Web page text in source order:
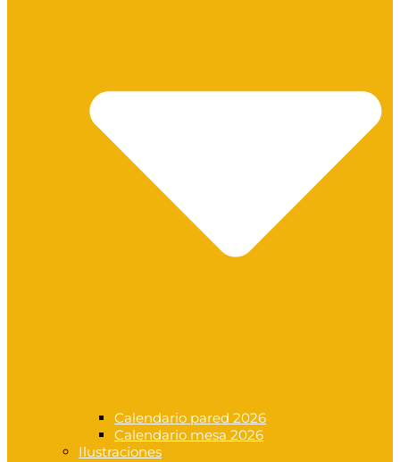
Calendario pared 2026
Calendario mesa 2026
Ilustraciones